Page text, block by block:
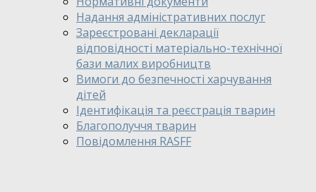
Надання адміністративних послуг
Зареєстровані декларації
відповідності матеріально-технічної
бази малих виробництв
Вимоги до безпечності харчування
дітей
Ідентифікація та реєстрація тварин
Благополуччя тварин
Повідомлення RASFF